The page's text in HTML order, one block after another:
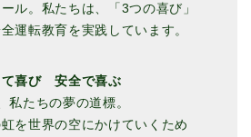
ル。私たちは、「3つの喜び」
運転教育を実践しています。
喜び 安全で喜ぶ
私たちの夢の道標。
を世界の空にかけていくため